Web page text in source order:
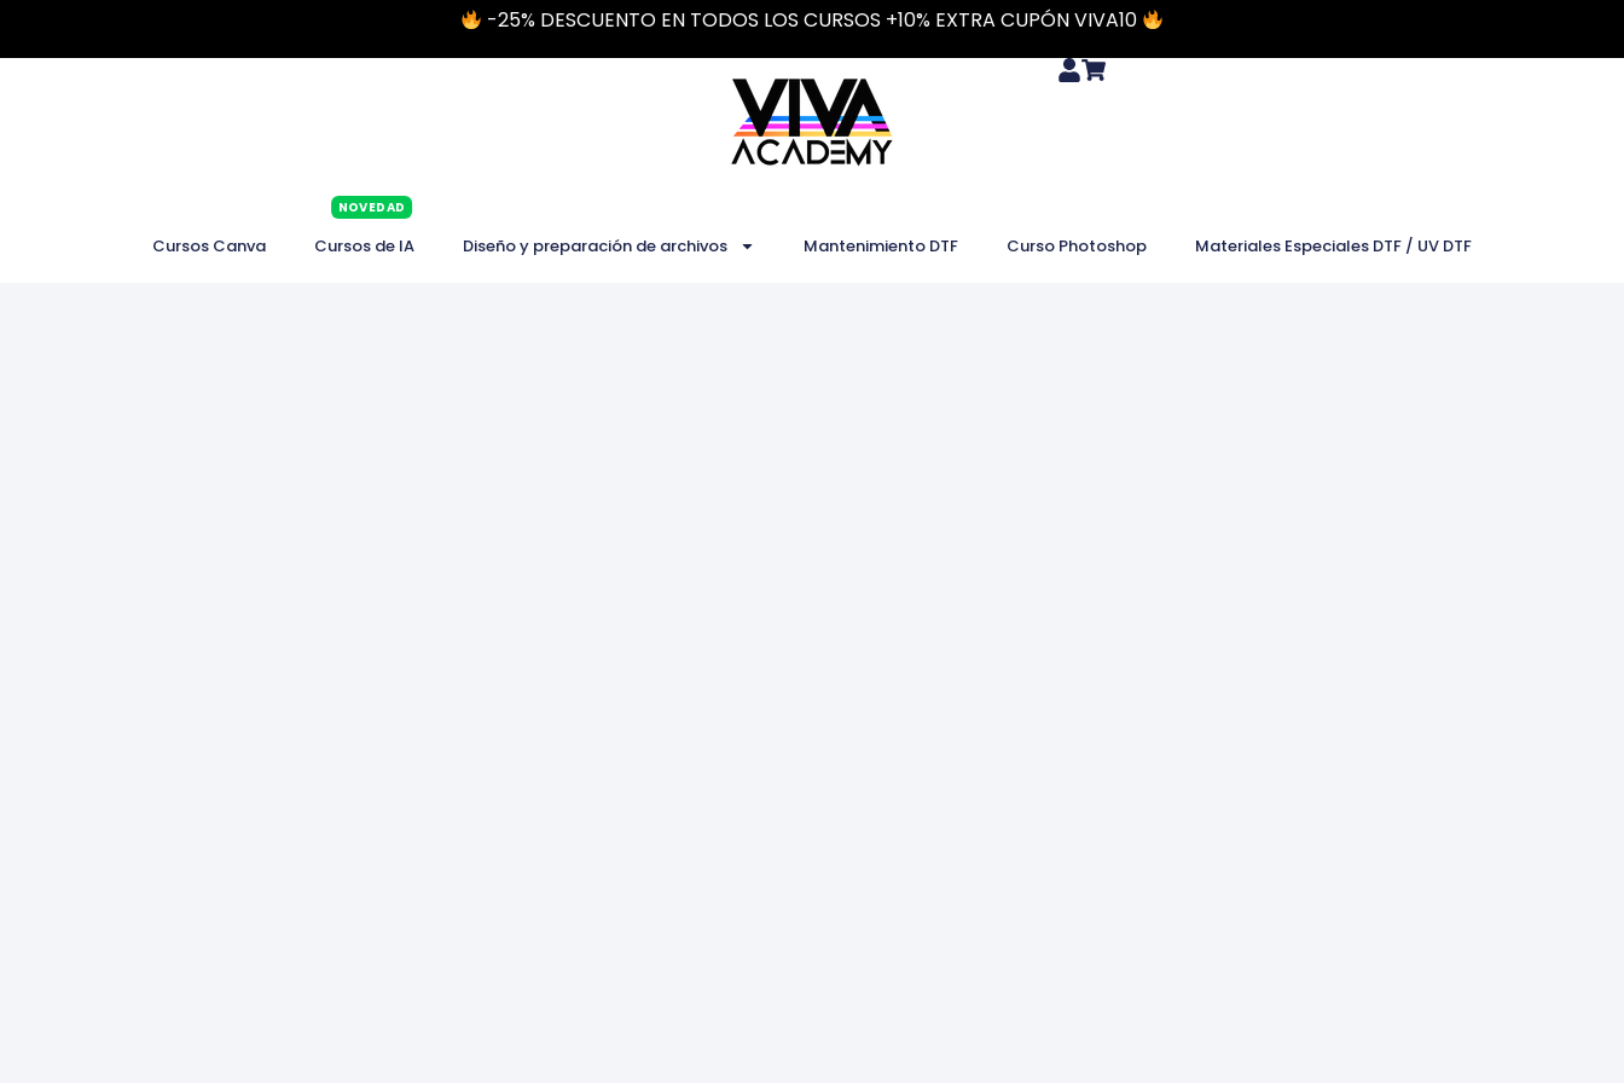
-25% DESCUENTO EN TODOS LOS CURSOS +10% EXTRA CUPÓN VIVA10
Cursos Canva Cursos de IA
NOVEDAD
Diseño y preparación de archivos Mantenimiento DTF Curso Photoshop Materiales Especiales DTF / UV DTF